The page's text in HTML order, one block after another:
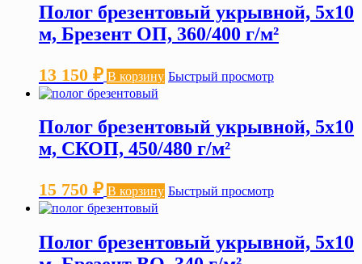
Полог брезентовый укрывной, 5х10
м, Брезент ОП, 360/400 г/м²
13 150 ₽ В корзину Быстрый просмотр
Полог брезентовый укрывной, 5х10
м, СКОП, 450/480 г/м²
15 750 ₽ В корзину Быстрый просмотр
Полог брезентовый укрывной, 5х10